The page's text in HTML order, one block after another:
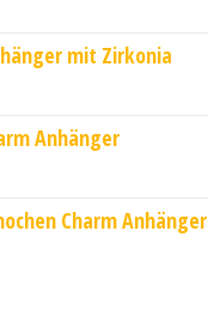
Menge
mit Zirkonia
Anhänger
Charm Anhänger